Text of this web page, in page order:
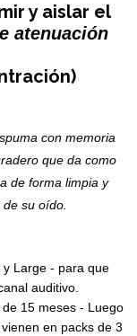
y aislar el
atenuación
con memoria
que da como
de forma limpia y
su oído.
Large - para que
auditivo.
15 meses - Luego
en packs de 3